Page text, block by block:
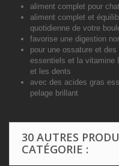
aliment complet pour
aliment complet et
quotidienne de votre
favorise une digestion
pour une ossature et des
essentiels et la vitamine
et les dents
avec des acides gras
pelage brillant
30 AUTRES
CATÉGORIE :